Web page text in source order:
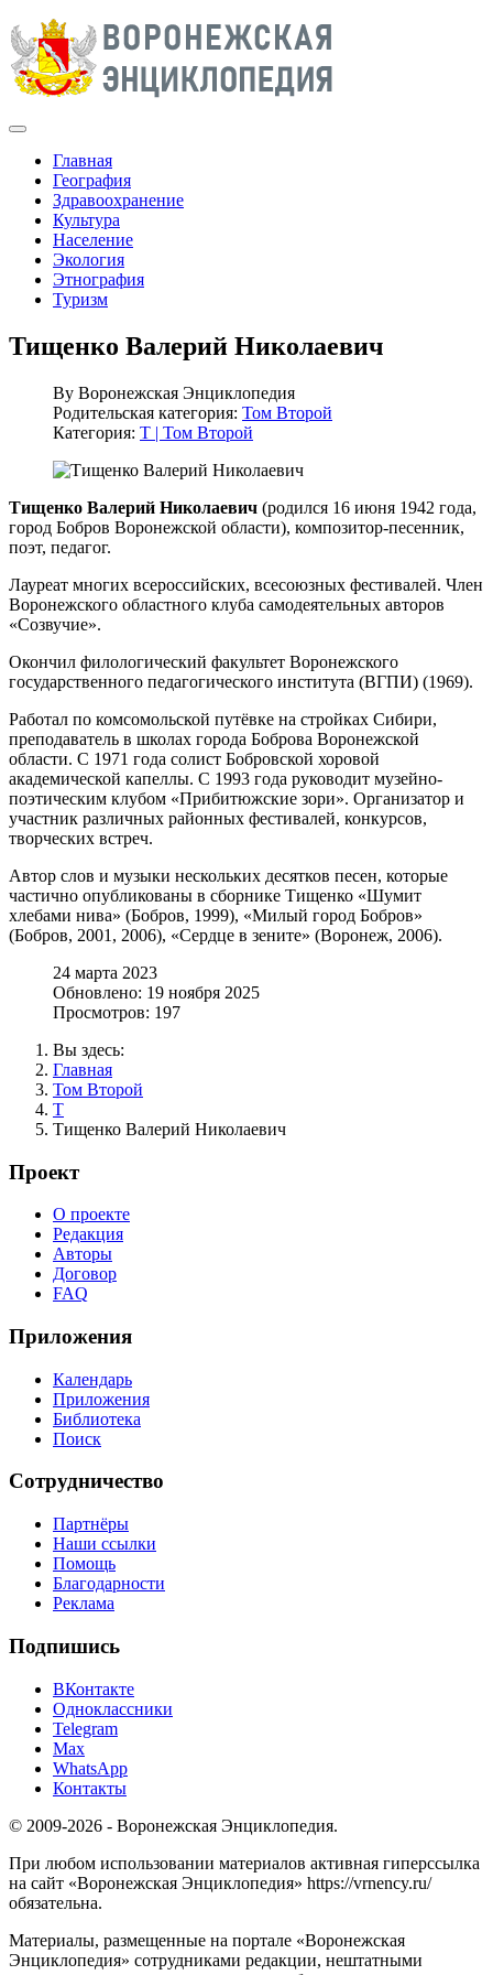
Главная
География
Здравоохранение
Культура
Население
Экология
Этнография
Туризм
Тищенко Валерий Николаевич
By Воронежская Энциклопедия
Родительская категория: Том Второй
Категория: Т | Том Второй
Тищенко Валерий Николаевич (родился 16 июня 1942 года,
город Бобров Воронежской области), композитор-песенник,
поэт, педагог.
Лауреат многих всероссийских, всесоюзных фестивалей. Член
Воронежского областного клуба самодеятельных авторов
«Созвучие».
Окончил филологический факультет Воронежского
государственного педагогического института (ВГПИ) (1969).
Работал по комсомольской путёвке на стройках Сибири,
преподаватель в школах города Боброва Воронежской
области. С 1971 года солист Бобровской хоровой
академической капеллы. С 1993 года руководит музейно-
поэтическим клубом «Прибитюжские зори». Организатор и
участник различных районных фестивалей, конкурсов,
творческих встреч.
Автор слов и музыки нескольких десятков песен, которые
частично опубликованы в сборнике Тищенко «Шумит
хлебами нива» (Бобров, 1999), «Милый город Бобров»
(Бобров, 2001, 2006), «Сердце в зените» (Воронеж, 2006).
24 марта 2023
Обновлено: 19 ноября 2025
Просмотров: 197
Вы здесь:
Главная
Том Второй
Т
Тищенко Валерий Николаевич
Проект
О проекте
Редакция
Авторы
Договор
FAQ
Приложения
Календарь
Приложения
Библиотека
Поиск
Сотрудничество
Партнёры
Наши ссылки
Помощь
Благодарности
Реклама
Подпишись
ВКонтакте
Одноклассники
Telegram
Max
WhatsApp
Контакты
© 2009-2026 - Воронежская Энциклопедия.
При любом использовании материалов активная гиперссылка
на сайт «Воронежская Энциклопедия» https://vrnency.ru/
обязательна.
Материалы, размещенные на портале «Воронежская
Энциклопедия» сотрудниками редакции, нештатными